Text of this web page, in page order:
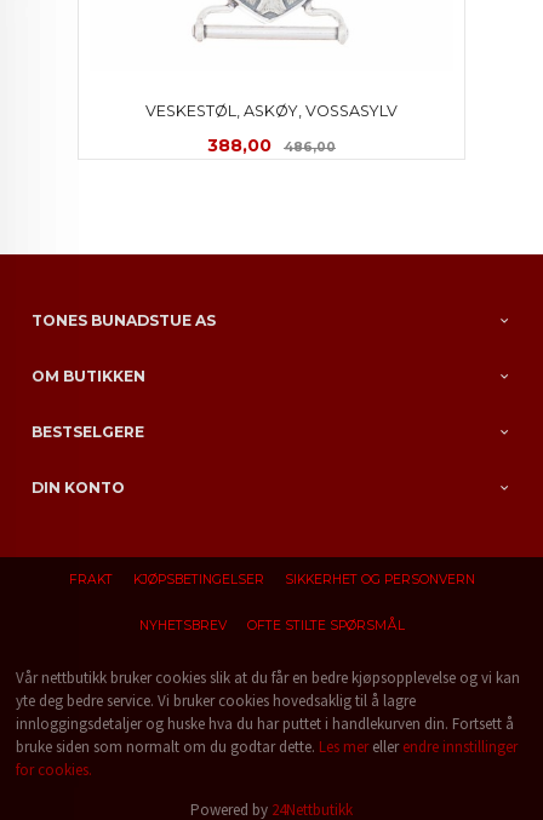
VESKESTØL, ASKØY, VOSSASYLV
Tilbud
388,00 486,00Rabatt
TONES BUNADSTUE AS
OM BUTIKKEN
BESTSELGERE
DIN KONTO
FRAKT KJØPSBETINGELSER SIKKERHET OG PERSONVERN
NYHETSBREV OFTE STILTE SPØRSMÅL
Vår nettbutikk bruker cookies slik at du får en bedre kjøpsopplevelse og vi kan
yte deg bedre service. Vi bruker cookies hovedsaklig til å lagre
innloggingsdetaljer og huske hva du har puttet i handlekurven din. Fortsett å
bruke siden som normalt om du godtar dette. Les merellerendre innstillinger
for cookies.
Powered by 24Nettbutikk